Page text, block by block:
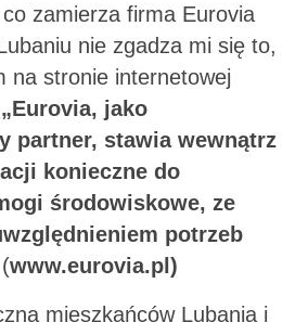
zamierza firma Eurovia
nie zgadza mi się to,
na stronie internetowej
„Eurovia, jako
partner, stawia wewnątrz
konieczne do
środowiskowe, ze
potrzeb
(www.eurovia.pl)
mieszkańców Lubania i